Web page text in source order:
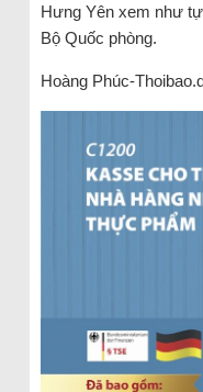
Hưng Yên xem như
Bộ Quốc phòng.
Hoàng Phúc-